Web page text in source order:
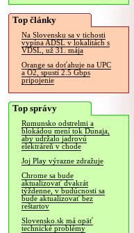
Top články
Na Slovensku sa v tichosti
vypína ADSL v lokalitách s
VDSL, už 31. mája
Orange sa doťahuje na UPC
a O2, spustí 2.5 Gbps
pripojenie
Top správy
Rumunsko odstrelmi a
blokádou mení tok Dunaja,
aby udržalo jadrovú
elektráreň v chode
Joj Play výrazne zdražuje
Chrome sa bude
aktualizovať dvakrát
týždenne, v budúcnosti sa
bude aktualizovať bez
reštartov
Slovensko.sk má opäť
technické problémy